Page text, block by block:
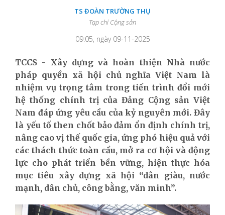
TS ĐOÀN TRƯỜNG THỤ
Tạp chí Cộng sản
09:05, ngày 09-11-2025
TCCS - Xây dựng và hoàn thiện Nhà nước
pháp quyền xã hội chủ nghĩa Việt Nam là
nhiệm vụ trọng tâm trong tiến trình đổi mới
hệ thống chính trị của Đảng Cộng sản Việt
Nam đáp ứng yêu cầu của kỷ nguyên mới. Đây
là yếu tố then chốt bảo đảm ổn định chính trị,
nâng cao vị thế quốc gia, ứng phó hiệu quả với
các thách thức toàn cầu, mở ra cơ hội và động
lực cho phát triển bền vững, hiện thực hóa
mục tiêu xây dựng xã hội “dân giàu, nước
mạnh, dân chủ, công bằng, văn minh”.